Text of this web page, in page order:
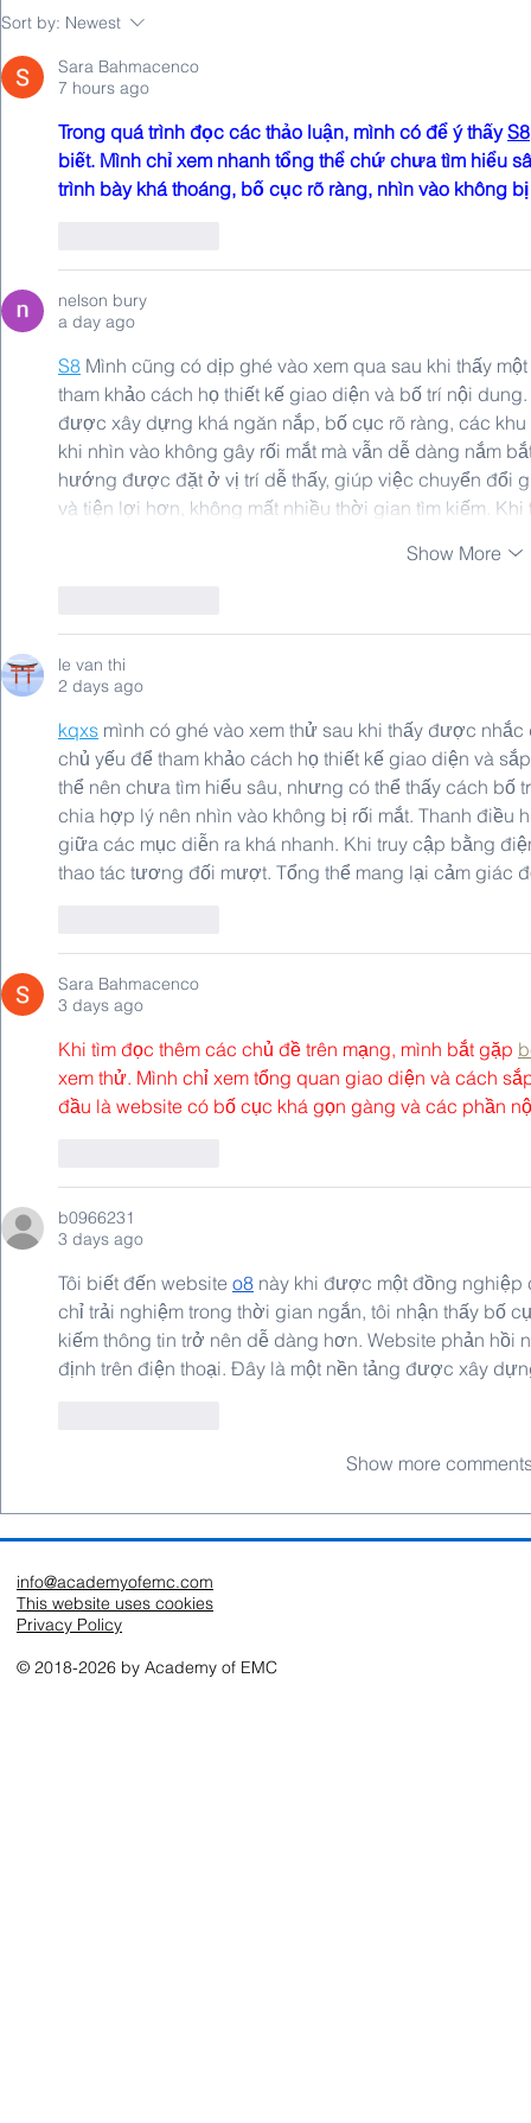
Why DC/DC Converters Fail
EMC — and How to Fix It
Sort by: Newest
Sara Bahmacenco
7 hours ago
Trong quá trình đọc các thảo luận, mình có để ý thấy S8
biết. Mình chỉ xem nhanh tổng thể chứ chưa tìm hiểu
trình bày khá thoáng, bố cục rõ ràng, nhìn vào không
nelson bury
a day ago
S8 Mình cũng có dịp ghé vào xem qua sau khi thấy
tham khảo cách họ thiết kế giao diện và bố trí nội
được xây dựng khá ngăn nắp, bố cục rõ ràng, các
khi nhìn vào không gây rối mắt mà vẫn dễ dàng nắm
hướng được đặt ở vị trí dễ thấy, giúp việc chuyển đổi
và tiện lợi hơn, không mất nhiều thời gian tìm kiếm.
Show More
le van thi
2 days ago
kqxs mình có ghé vào xem thử sau khi thấy được
chủ yếu để tham khảo cách họ thiết kế giao diện và
thể nên chưa tìm hiểu sâu, nhưng có thể thấy cách
chia hợp lý nên nhìn vào không bị rối mắt. Thanh
giữa các mục diễn ra khá nhanh. Khi truy cập bằng
thao tác tương đối mượt. Tổng thể mang lại cảm giác
Sara Bahmacenco
3 days ago
Khi tìm đọc thêm các chủ đề trên mạng, mình bắt gặp
xem thử. Mình chỉ xem tổng quan giao diện và cách
đầu là website có bố cục khá gọn gàng và các phần
b0966231
3 days ago
Tôi biết đến website o8 này khi được một đồng nghiệp
chỉ trải nghiệm trong thời gian ngắn, tôi nhận thấy bố
kiếm thông tin trở nên dễ dàng hơn. Website phản hồi
định trên điện thoại. Đây là một nền tảng được xây
Show more
info@academyofemc.com
This website uses cookies
Privacy Policy
© 2018-2026 by Academy of EMC